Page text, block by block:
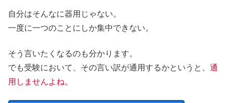
自分はそんなに器用じゃない。
一度に一つのことにしか集中できない。
そう言いたくなるのも分かります。
でも受験において、その言い訳が通用するかというと、 通
用しませんよね。